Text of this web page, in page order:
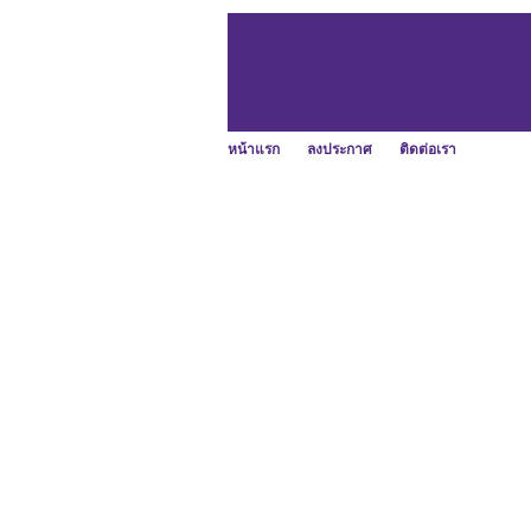
หน้าแรก ลงประกาศ ติดต่อเรา